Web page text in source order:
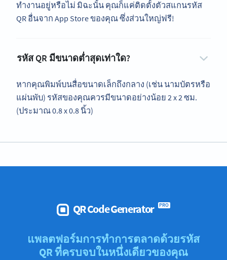
ทำงานอยู่หรือไม่ มิฉะนั้น คุณก็แค่ติดตั้งตัวสแกนรหัส
QR อื่นจาก App Store ของคุณ ซึ่งส่วนใหญ่ฟรี!
รหัส QR มีขนาดต่ำสุดเท่าใด?
หากคุณพิมพ์บนสื่อขนาดเล็กถึงกลาง (เช่น นามบัตรหรือ
แผ่นพับ) รหัสของคุณควรมีขนาดอย่างน้อย 2 x 2 ซม.
(ประมาณ 0.8 x 0.8 นิ้ว)
QR Code Generator PRO
แพลตฟอร์มการทำการตลาดด้วยรหัส
QR ที่ครบจบในหนึ่งเดียวของคุณ